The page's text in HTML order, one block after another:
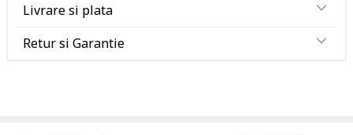
Livrare si plata
Retur si Garantie